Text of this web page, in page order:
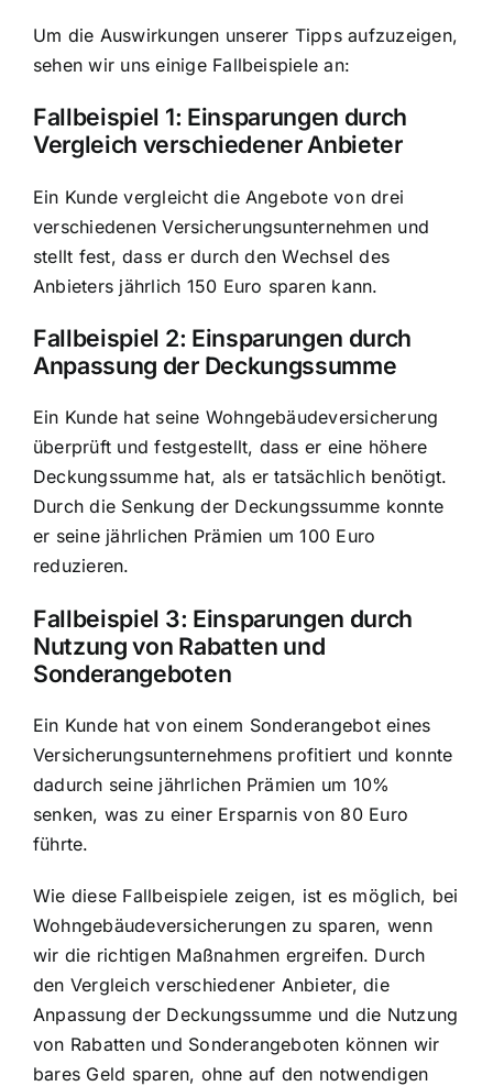
Um die Auswirkungen unserer Tipps aufzuzeigen,
sehen wir uns einige Fallbeispiele an:
Fallbeispiel 1: Einsparungen durch
Vergleich verschiedener Anbieter
Ein Kunde vergleicht die Angebote von drei
verschiedenen Versicherungsunternehmen und
stellt fest, dass er durch den Wechsel des
Anbieters jährlich 150 Euro sparen kann.
Fallbeispiel 2: Einsparungen durch
Anpassung der Deckungssumme
Ein Kunde hat seine Wohngebäudeversicherung
überprüft und festgestellt, dass er eine höhere
Deckungssumme hat, als er tatsächlich benötigt.
Durch die Senkung der Deckungssumme konnte
er seine jährlichen Prämien um 100 Euro
reduzieren.
Fallbeispiel 3: Einsparungen durch
Nutzung von Rabatten und
Sonderangeboten
Ein Kunde hat von einem Sonderangebot eines
Versicherungsunternehmens profitiert und konnte
dadurch seine jährlichen Prämien um 10%
senken, was zu einer Ersparnis von 80 Euro
führte.
Wie diese Fallbeispiele zeigen, ist es möglich, bei
Wohngebäudeversicherungen zu sparen, wenn
wir die richtigen Maßnahmen ergreifen. Durch
den Vergleich verschiedener Anbieter, die
Anpassung der Deckungssumme und die Nutzung
von Rabatten und Sonderangeboten können wir
bares Geld sparen, ohne auf den notwendigen